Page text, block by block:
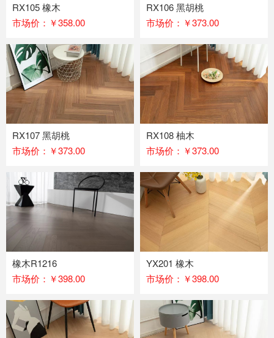
RX105 橡木
市场价：￥358.00
RX106 黑胡桃
市场价：￥373.00
RX107 黑胡桃
市场价：￥373.00
RX108 柚木
市场价：￥373.00
橡木R1216
市场价：￥398.00
YX201 橡木
市场价：￥398.00